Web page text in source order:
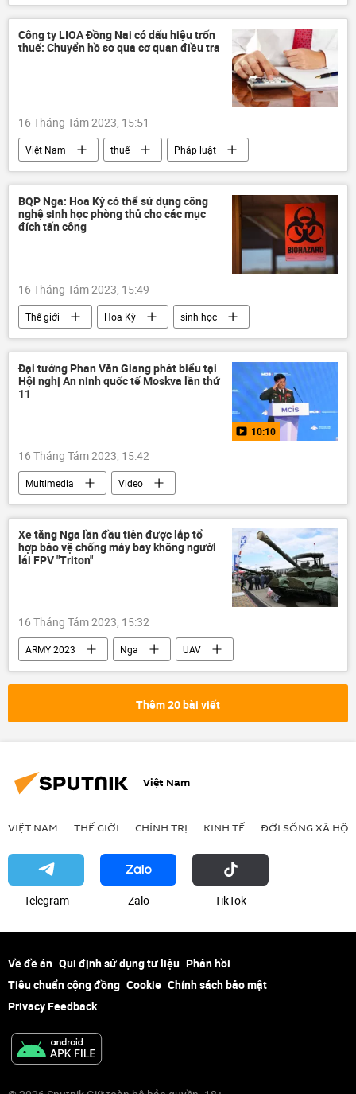
Nga
Ukraina
Thế giới
Cuộc khủng hoảng ở Ukraina
Quân sự
Công ty LIOA Đồng Nai có dấu hiệu trốn
thuế: Chuyển hồ sơ qua cơ quan điều tra
16 Tháng Tám 2023, 15:51
Việt Nam thuế
Pháp luật
thông tin
điều tra
công an
trốn thuế
Đồng Nai
BQP Nga: Hoa Kỳ có thể sử dụng công
nghệ sinh học phòng thủ cho các mục
đích tấn công
16 Tháng Tám 2023, 15:49
Thế giới Hoa Kỳ
sinh học
Quân sự
an ninh
Đại tướng Phan Văn Giang phát biểu tại
Hội nghị An ninh quốc tế Moskva lần thứ
11
10:10
16 Tháng Tám 2023, 15:42
Multimedia
Video
Phan Văn Giang
Việt Nam
Nga
Moskva
Hợp tác Nga-Việt
Xe tăng Nga lần đầu tiên được lắp tổ
hợp bảo vệ chống máy bay không người
lái FPV "Triton"
16 Tháng Tám 2023, 15:32
ARMY 2023 Nga
UAV
xe tăng
Quân sự
Thêm 20 bài viết
Việt Nam
VIỆT NAM THẾ GIỚI CHÍNH TRỊ KINH TẾ ĐỜI SỐNG XÃ HỘI
Telegram Zalo ТikТоk
Về đề án Qui định sử dụng tư liệu Phản hồi
Tiêu chuẩn cộng đồng Cookie Chính sách bảo mật
Privacy Feedback